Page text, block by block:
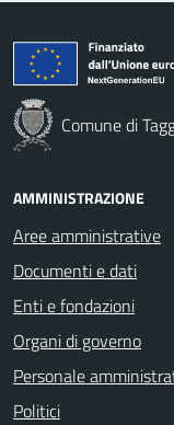
Comune di
AMMINISTRAZIONE
Aree amministrative
Documenti e dati
Enti e fondazioni
Organi di governo
Personale
Politici